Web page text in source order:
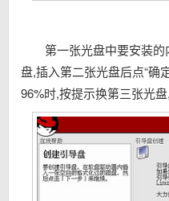
第一张光盘中要安装
盘,插入第二张光盘后点“确
96%时,按提示换第三张光